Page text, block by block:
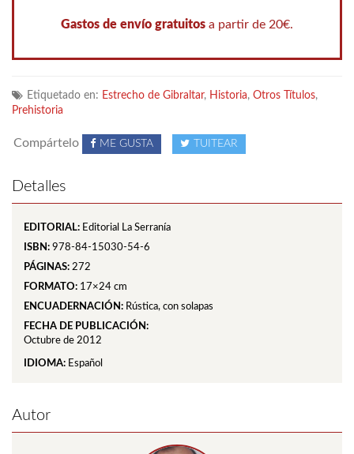
Gastos de envío gratuitos a partir de 20€.
Etiquetado en: Estrecho de Gibraltar, Historia, Otros Títulos,
Prehistoria
Compártelo ME GUSTA TUITEAR
Detalles
EDITORIAL: Editorial La Serranía
ISBN: 978-84-15030-54-6
PÁGINAS: 272
FORMATO: 17×24 cm
ENCUADERNACIÓN: Rústica, con solapas
FECHA DE PUBLICACIÓN:
Octubre de 2012
IDIOMA: Español
Autor